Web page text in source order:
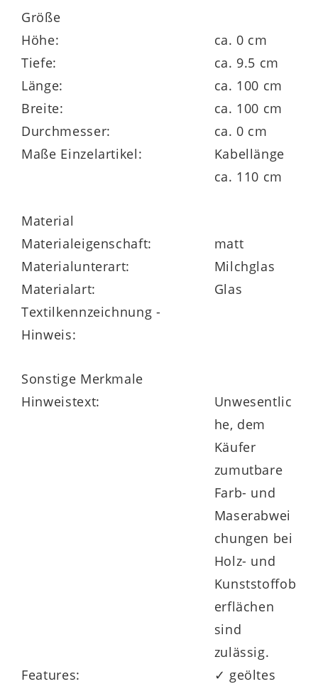
Größe
Höhe:
ca. 0 cm
Tiefe:
ca. 9.5 cm
Länge:
ca. 100 cm
Breite:
ca. 100 cm
Durchmesser:
ca. 0 cm
Maße Einzelartikel:
Kabellänge
ca. 110 cm
Material
Materialeigenschaft:
matt
Materialunterart:
Milchglas
Materialart:
Glas
Textilkennzeichnung -
Hinweis:
Sonstige Merkmale
Hinweistext:
Unwesentlic
he, dem
Käufer
zumutbare
Farb- und
Maserabwei
chungen bei
Holz- und
Kunststoffob
erflächen
sind
zulässig.
Features:
✓ geöltes